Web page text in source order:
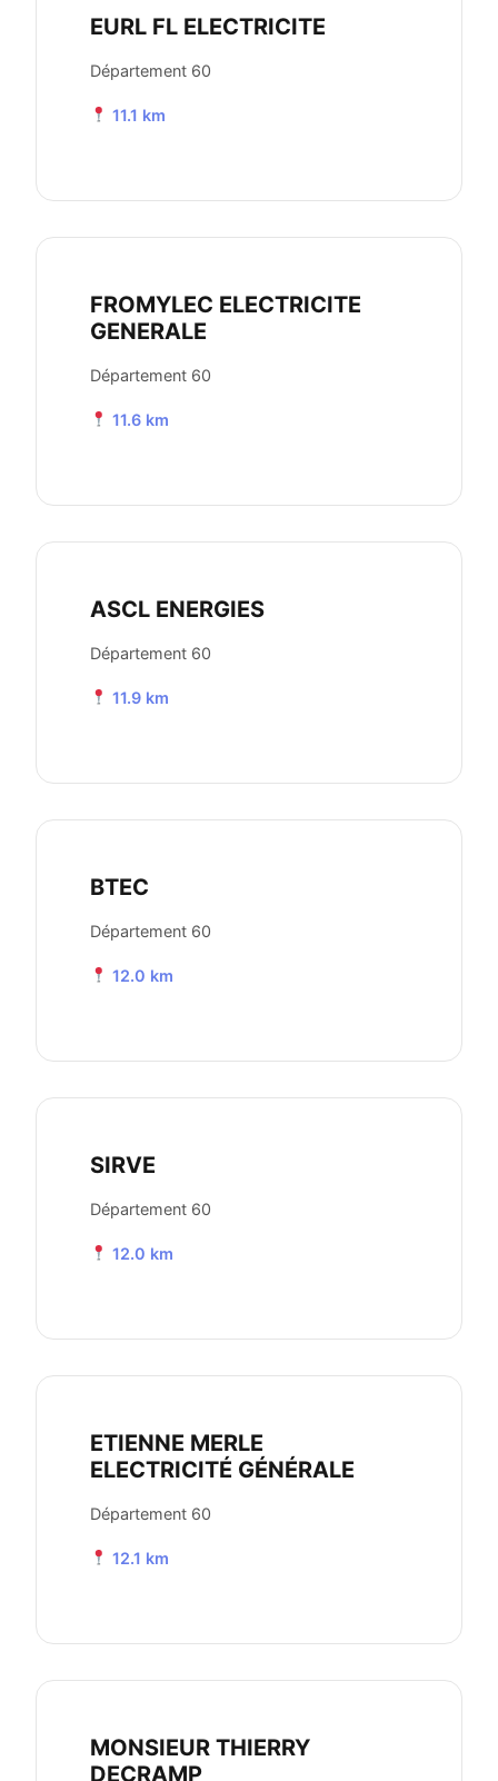
EURL FL ELECTRICITE
Département 60
11.1 km
FROMYLEC ELECTRICITE
GENERALE
Département 60
11.6 km
ASCL ENERGIES
Département 60
11.9 km
BTEC
Département 60
12.0 km
SIRVE
Département 60
12.0 km
ETIENNE MERLE
ELECTRICITÉ GÉNÉRALE
Département 60
12.1 km
MONSIEUR THIERRY
DECRAMP